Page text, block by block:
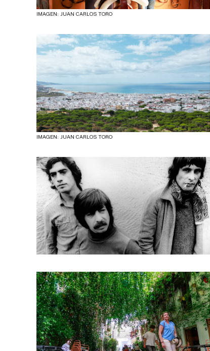
IMAGEN: JUAN CARLOS TORO
IMAGEN: JUAN CARLOS TORO